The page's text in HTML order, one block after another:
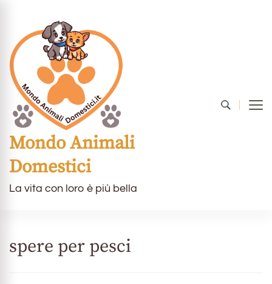
Mondo Animali
Domestici
La vita con loro è più bella
spere per pesci